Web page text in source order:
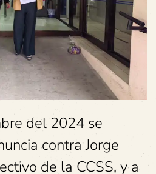
del 2024 se
contra Jorge
de la CCSS, y a